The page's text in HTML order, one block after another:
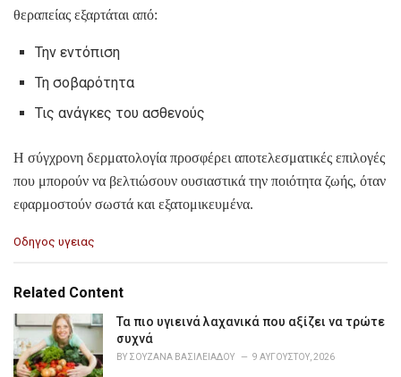
θεραπείας εξαρτάται από:
Την εντόπιση
Τη σοβαρότητα
Τις ανάγκες του ασθενούς
Η σύγχρονη δερματολογία προσφέρει αποτελεσματικές επιλογές
που μπορούν να βελτιώσουν ουσιαστικά την ποιότητα ζωής, όταν
εφαρμοστούν σωστά και εξατομικευμένα.
C
e
i
e
Οδηγος υγειας
Related Content
Τα πιο υγιεινά λαχανικά που αξίζει να τρώτε
συχνά
BY ΣΟΥΖΆΝΑ ΒΑΣΙΛΕΙΆΔΟΥ 9 ΑΥΓΟΎΣΤΟΥ, 2026